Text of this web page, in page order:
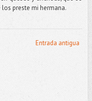
preste mi hermana.
Entrada antigua